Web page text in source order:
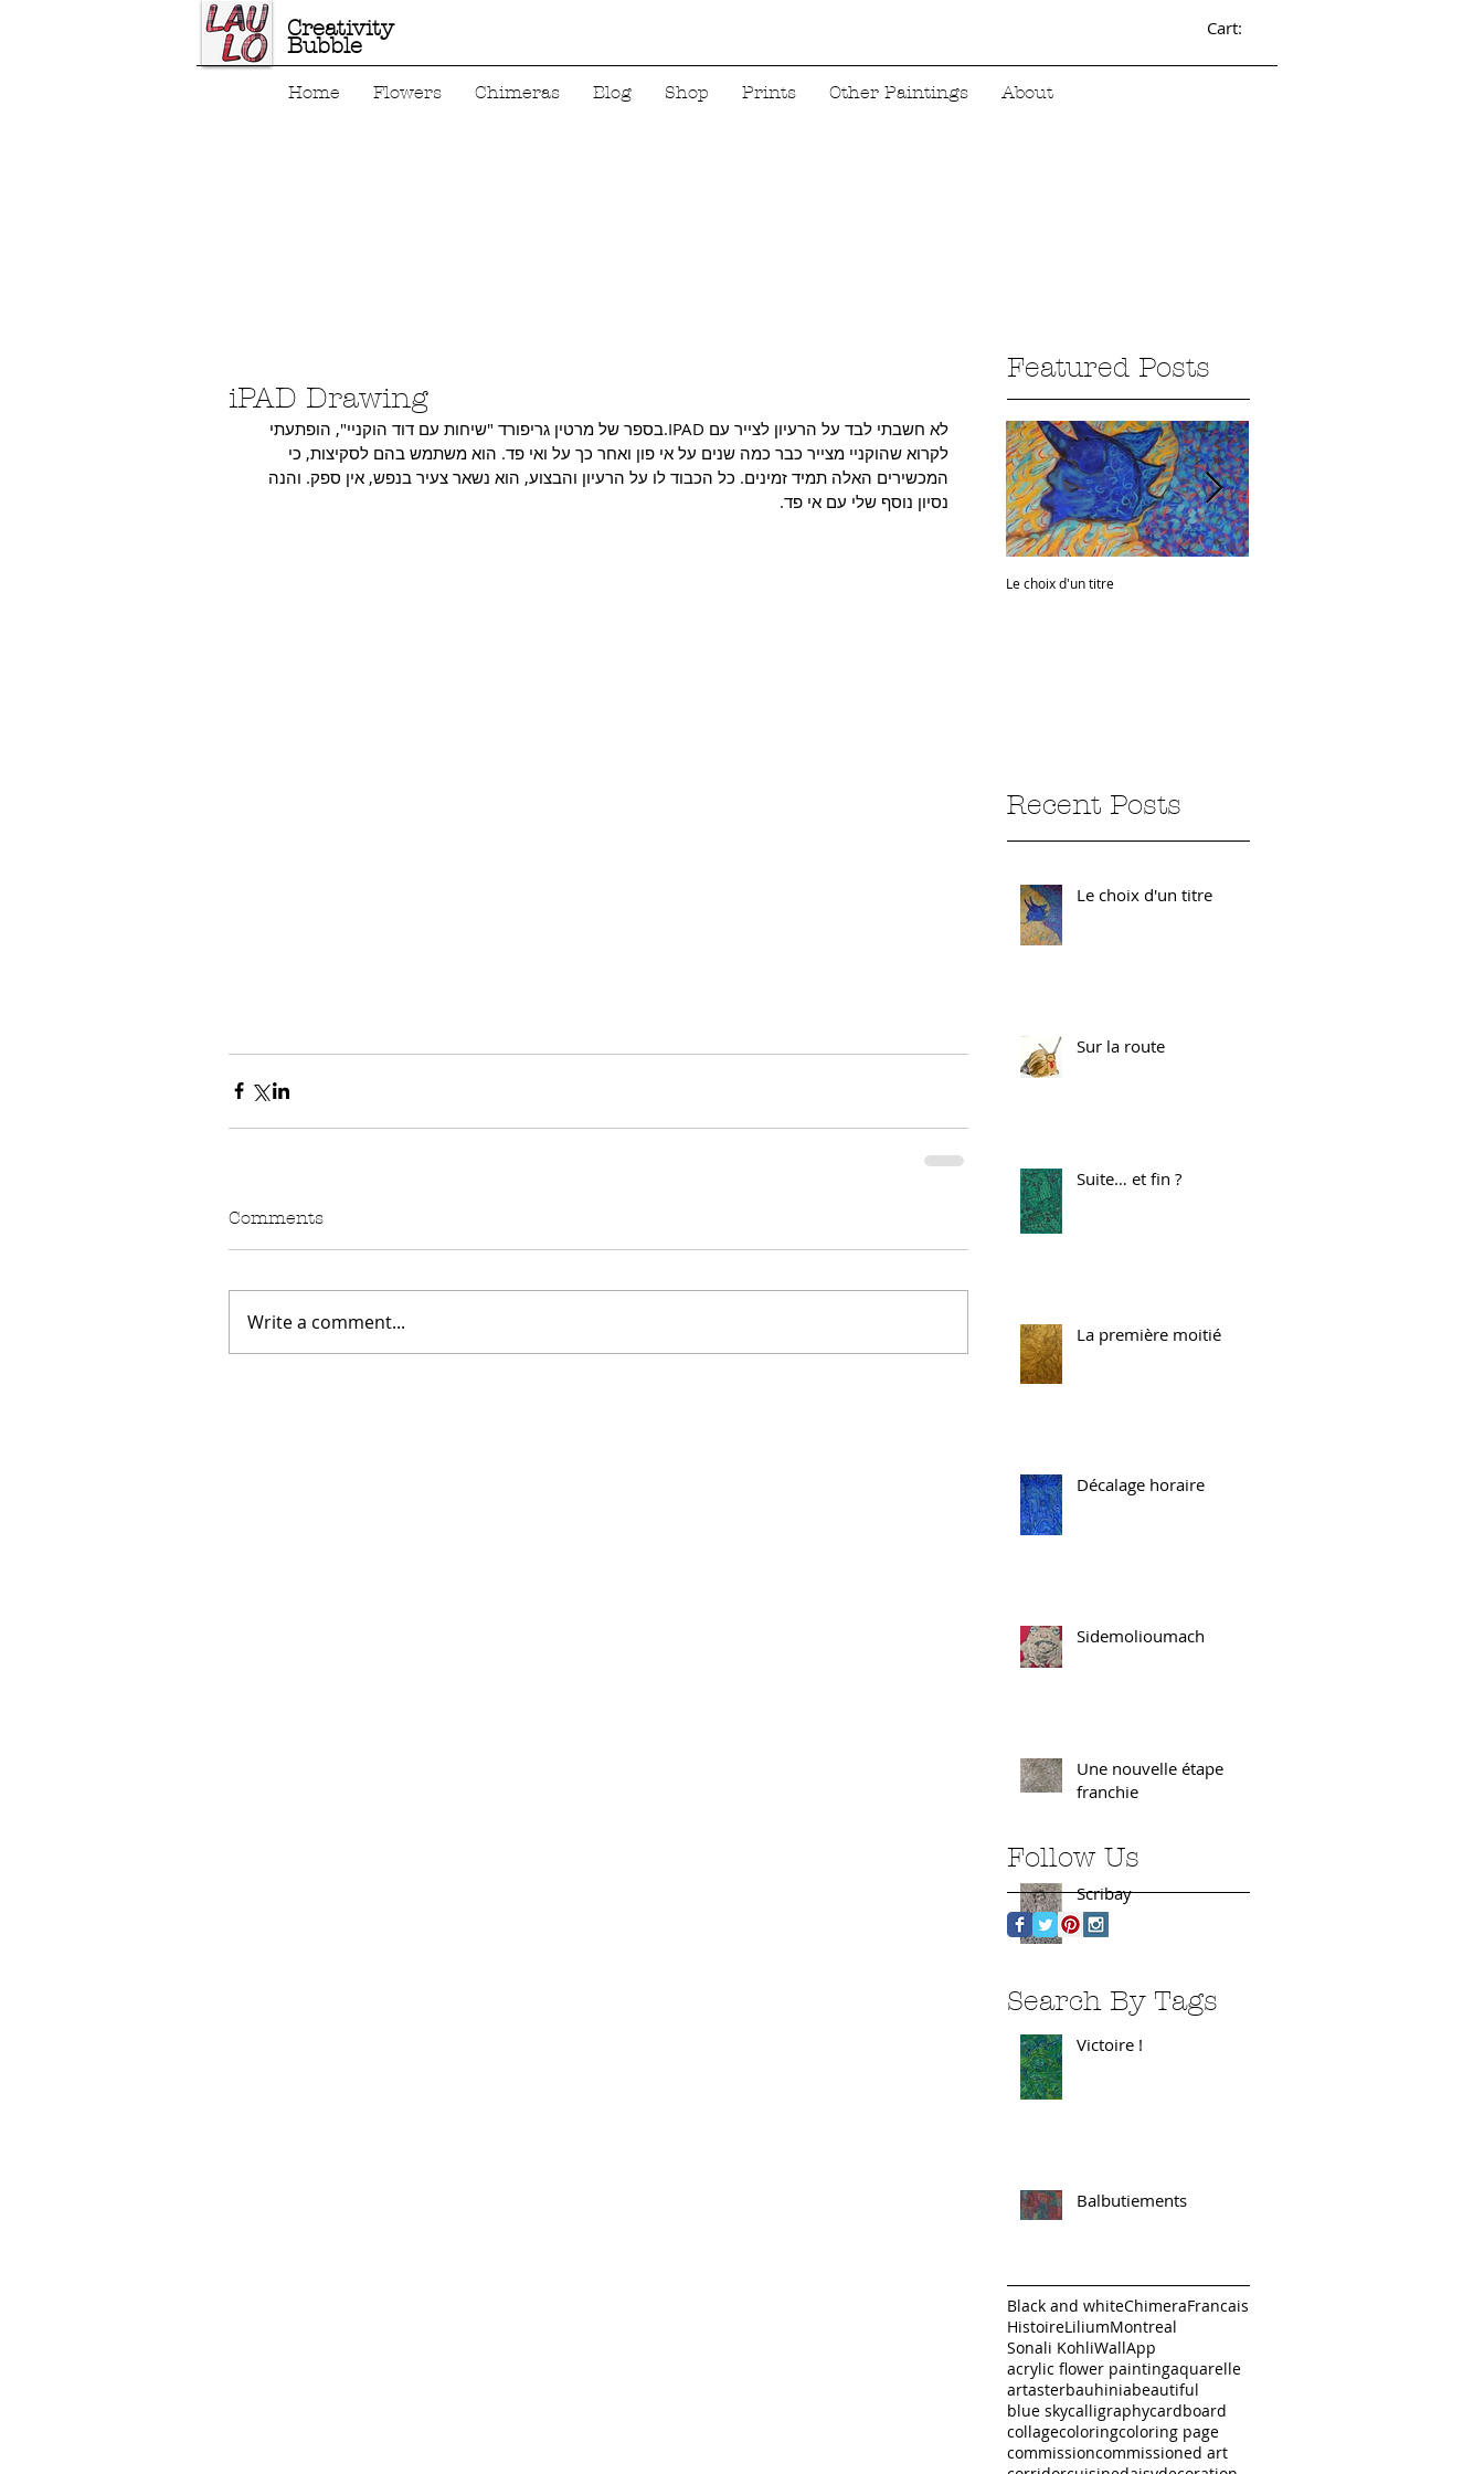
Creativity
Bubble
Cart:
Home Flowers Chimeras Blog Shop Prints Other Paintings About
iPAD Drawing
לא חשבתי לבד על הרעיון לצייר עם IPAD.בספר של מרטין גריפורד "שיחות עם דוד הוקניי", הופתעתי
לקרוא שהוקניי מצייר כבר כמה שנים על אי פון ואחר כך על ואי פד. הוא משתמש בהם לסקיצות, כי
המכשירים האלה תמיד זמינים. כל הכבוד לו על הרעיון והבצוע, הוא נשאר צעיר בנפש, אין ספק. והנה
נסיון נוסף שלי עם אי פד.
Comments
Write a comment...
Featured Posts
Le choix d'un titre
Recent Posts
Le choix d'un titre
Sur la route
Suite… et fin ?
La première moitié
Décalage horaire
Sidemolioumach
Une nouvelle étape
franchie
Scribay
Victoire !
Balbutiements
Search By Tags
Follow Us
Black and whiteChimeraFrancais
HistoireLiliumMontreal
Sonali KohliWallApp
acrylic flower paintingaquarelle
artasterbauhiniabeautiful
blue skycalligraphycardboard
collagecoloringcoloring page
commissioncommissioned art